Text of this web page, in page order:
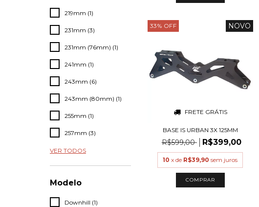
219mm (1)
231mm (3)
231mm (76mm) (1)
241mm (1)
243mm (6)
243mm (80mm) (1)
255mm (1)
257mm (3)
VER TODOS
Modelo
Downhill (1)
33% OFF
FRETE GRÁTIS
NOVO
BASE IS URBAN 3X 125MM
R$599,00 R$399,00
10 x de R$39,90 sem juros